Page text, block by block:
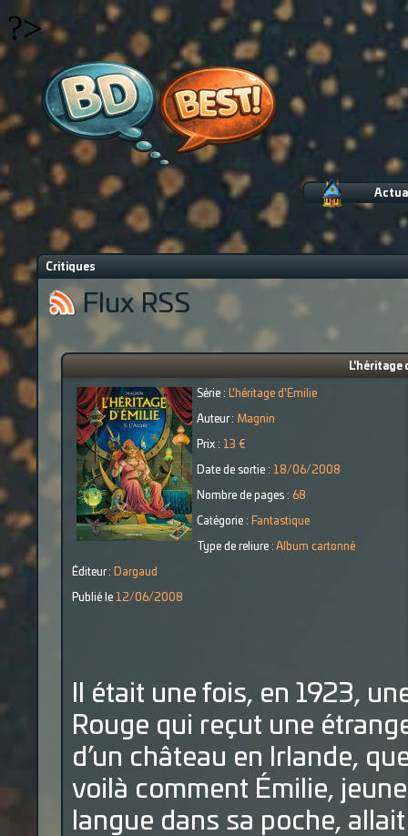
?>
Critiques
Flux RSS
L'héritage
Série : L'héritage d'Emilie
Auteur : Magnin
Prix : 13 €
Date de sortie : 18/06/2008
Nombre de pages : 68
Catégorie : Fantastique
Type de reliure : Album cartonné
Éditeur : Dargaud
Publié le 12/06/2008
Il était une fois, en 1923,
Rouge qui reçut une
d’un château en Irlande,
voilà comment Émilie,
langue dans sa poche,